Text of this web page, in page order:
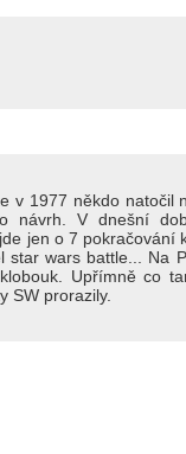
v 1977 někdo natočil
návrh. V dnešní
jen o 7 pokračování
star wars battle... Na
Upřímně co
SW prorazily.